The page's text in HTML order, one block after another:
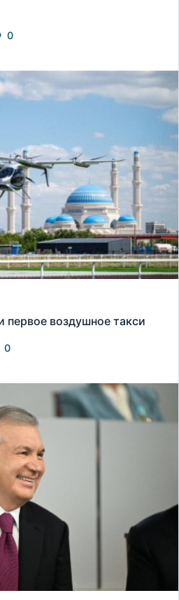
0
первое воздушное такси
0